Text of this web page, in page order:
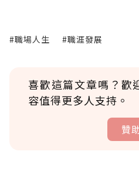
#職場人生 #職涯發展
喜歡這篇文章嗎？歡
容值得更多人支持。
贊